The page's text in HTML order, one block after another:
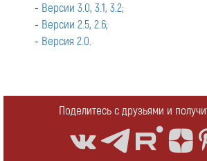
- Версии 3.0, 3.1, 3.2;
- Версии 2.5, 2.6;
- Версия 2.0.
Поделитесь с друзьями и